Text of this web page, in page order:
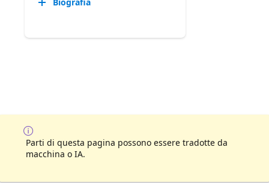
Parti di questa pagina possono essere tradotte da
macchina o IA.